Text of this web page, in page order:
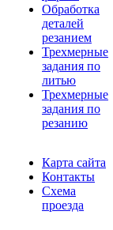
Обработка
деталей
резанием
Трехмерные
задания по
литью
Трехмерные
задания по
резанию
Карта сайта
Контакты
Схема
проезда